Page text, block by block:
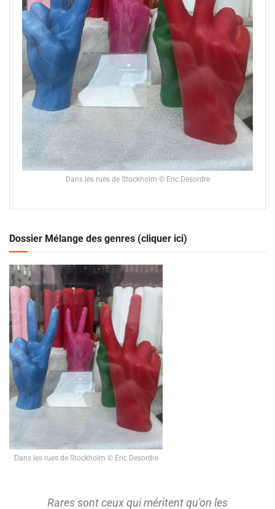
Dans les rues de Stockholm © Eric Desordre
Dossier Mélange des genres (cliquer ici)
Dans les rues de Stockholm © Eric Desordre
Rares sont ceux qui méritent qu'on les